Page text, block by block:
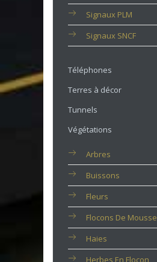
Signaux PLM
Signaux SNCF
Téléphones
Terres à décor
Tunnels
Végétations
Arbres
Buissons
Fleurs
Flocons De Mousse
Haies
Herbes En Flocon